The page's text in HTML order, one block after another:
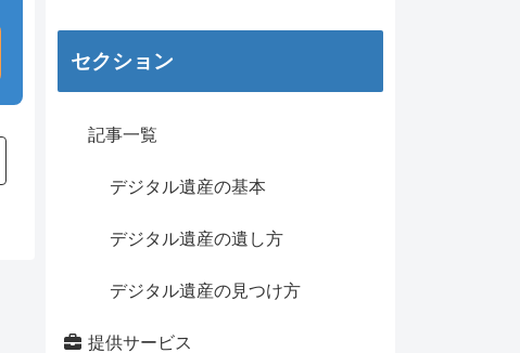
セクション
記事一覧
デジタル遺産の基本
デジタル遺産の遺し方
デジタル遺産の見つけ方
提供サービス